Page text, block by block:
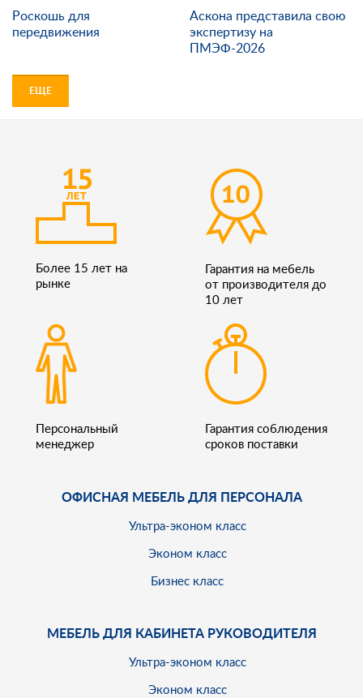
Роскошь для
передвижения
Аскона представила свою
экспертизу на
ПМЭФ-2026
ЕЩЕ
Более 15 лет на
рынке
Гарантия на мебель
от производителя до
10 лет
Персональный
менеджер
Гарантия соблюдения
сроков поставки
ОФИСНАЯ МЕБЕЛЬ ДЛЯ ПЕРСОНАЛА
Ультра-эконом класс
Эконом класс
Бизнес класс
МЕБЕЛЬ ДЛЯ КАБИНЕТА РУКОВОДИТЕЛЯ
Ультра-эконом класс
Эконом класс